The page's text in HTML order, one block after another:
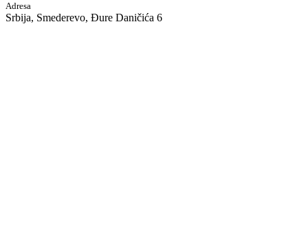
Adresa
Srbija, Smederevo, Đure Daničića 6